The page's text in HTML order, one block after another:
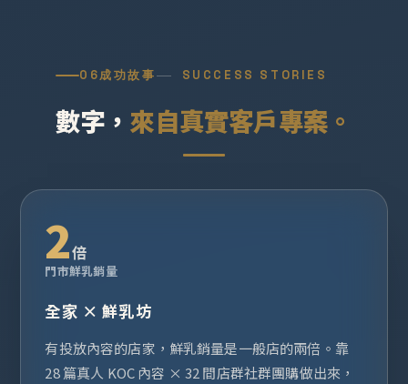
06成功故事 SUCCESS STORIES
數字， 來自真實客戶專案。
2倍
門市鮮乳銷量
全家 × 鮮乳坊
有投放內容的店家，鮮乳銷量是一般店的兩倍。靠
28 篇真人 KOC 內容 × 32 間店群社群團購做出來，